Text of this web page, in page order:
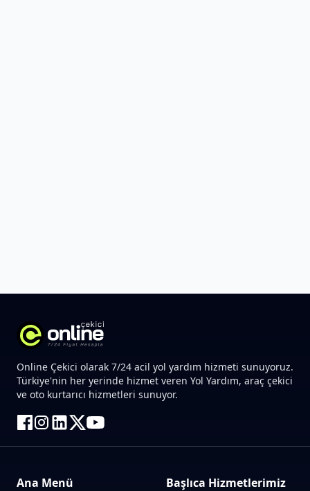
Online Çekici olarak 7/24 acil yol yardım hizmeti sunuyoruz.
Türkiye'nin her yerinde hizmet veren Yol Yardım, araç çekici
ve oto kurtarıcı hizmetleri sunuyor.
Ana Menü Başlıca Hizmetlerimiz